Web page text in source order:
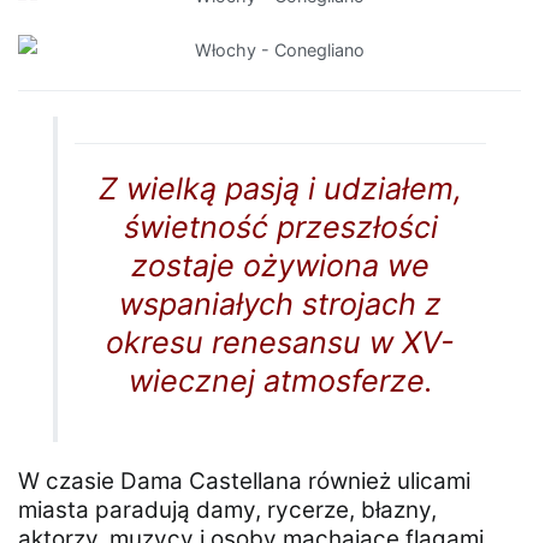
Z wielką pasją i udziałem,
świetność przeszłości
zostaje ożywiona we
wspaniałych strojach z
okresu renesansu w XV-
wiecznej atmosferze.
W czasie Dama Castellana również ulicami
miasta paradują damy, rycerze, błazny,